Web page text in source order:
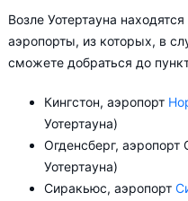
Возле Уотертауна
аэропорты, из которых, в
сможете добраться до
Кингстон, аэропорт
Уотертауна)
Огденсберг, аэропорт Огденсберг (89 км до
Уотертауна)
Сиракьюс, аэропорт